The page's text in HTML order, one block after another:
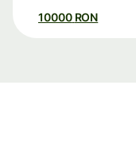
10000 RON